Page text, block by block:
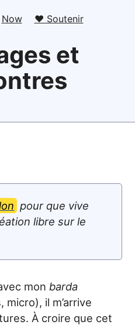
Now ❤️ Soutenir
et
pour que vive
libre sur le
mon barda
il m’arrive
À croire que cet